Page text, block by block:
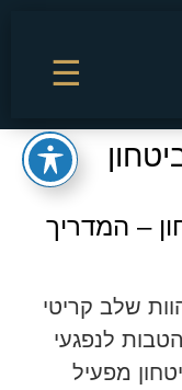
☰
– המדריך
שלב קריטי
לנפגעי
מפעיל